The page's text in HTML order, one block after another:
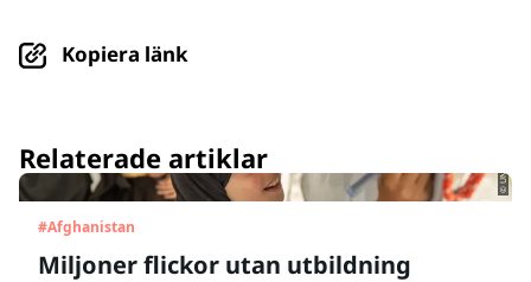
Kopiera länk
Relaterade artiklar
#Afghanistan
Miljoner flickor utan utbildning